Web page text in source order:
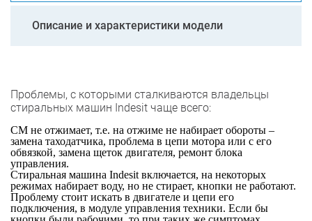
Описание и характеристики модели
Проблемы, с которыми сталкиваются владельцы
стиральных машин Indesit чаще всего:
СМ не отжимает, т.е. на отжиме не набирает обороты –
замена таходатчика, проблема в цепи мотора или с его
обвязкой, замена щеток двигателя, ремонт блока
управления.
Стиральная машина Indesit включается, на некоторых
режимах набирает воду, но не стирает, кнопки не работают.
Проблему стоит искать в двигателе и цепи его
подключения, в модуле управления техники. Если бы